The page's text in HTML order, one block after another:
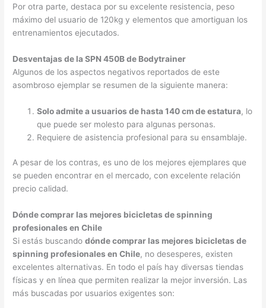
Por otra parte, destaca por su excelente resistencia, peso
máximo del usuario de 120kg y elementos que amortiguan los
entrenamientos ejecutados.
Desventajas de la SPN 450B de Bodytrainer
Algunos de los aspectos negativos reportados de este
asombroso ejemplar se resumen de la siguiente manera:
Solo admite a usuarios de hasta 140 cm de estatura, lo
que puede ser molesto para algunas personas.
Requiere de asistencia profesional para su ensamblaje.
A pesar de los contras, es uno de los mejores ejemplares que
se pueden encontrar en el mercado, con excelente relación
precio calidad.
Dónde comprar las mejores bicicletas de spinning
profesionales en Chile
Si estás buscandodónde comprar las mejores bicicletas de
spinning profesionales en Chile, no desesperes, existen
excelentes alternativas. En todo el país hay diversas tiendas
físicas y en línea que permiten realizar la mejor inversión. Las
más buscadas por usuarios exigentes son: